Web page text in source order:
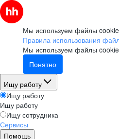
Мы используем файлы
Правила использования
Мы используем файлы
Понятно
Ищу работу
Ищу работу
Ищу работу
Ищу сотрудника
Сервисы
Помощь